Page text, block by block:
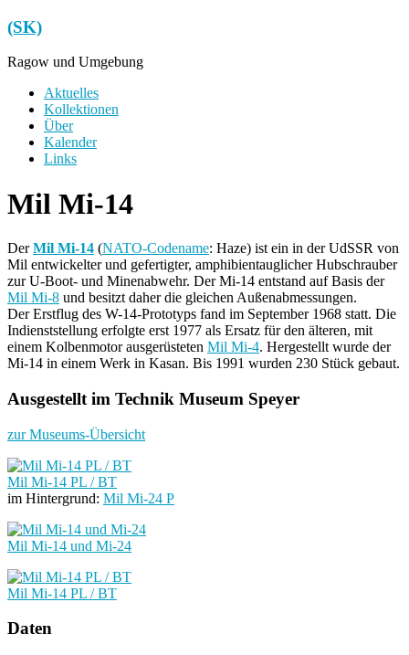
Zum
Inhalt
springen
(SK)
Ragow und Umgebung
Menü
Aktuelles
Kollektionen
Über
Kalender
Links
Mil Mi-14
DerMil Mi-14 (NATO-Codename: Haze) ist ein in der UdSSR von
Mil entwickelter und gefertigter, amphibientauglicher Hubschrauber
zur U-Boot- und Minenabwehr. Der Mi-14 entstand auf Basis der
Mil Mi-8 und besitzt daher die gleichen Außenabmessungen.
Der Erstflug des W-14-Prototyps fand im September 1968 statt. Die
Indienststellung erfolgte erst 1977 als Ersatz für den älteren, mit
einem Kolbenmotor ausgerüsteten Mil Mi-4. Hergestellt wurde der
Mi-14 in einem Werk in Kasan. Bis 1991 wurden 230 Stück gebaut.
Ausgestellt im Technik Museum Speyer
zur Museums-Übersicht
Mil Mi-14 PL / BT
im Hintergrund: Mil Mi-24 P
Mil Mi-14 und Mi-24
Mil Mi-14 PL / BT
Daten